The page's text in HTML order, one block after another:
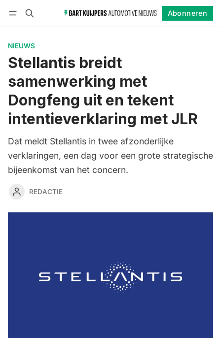
Abonneren
NIEUWS
Stellantis breidt
samenwerking met
Dongfeng uit en tekent
intentieverklaring met JLR
Dat meldt Stellantis in twee afzonderlijke
verklaringen, een dag voor een grote strategische
bijeenkomst van het concern.
REDACTIE